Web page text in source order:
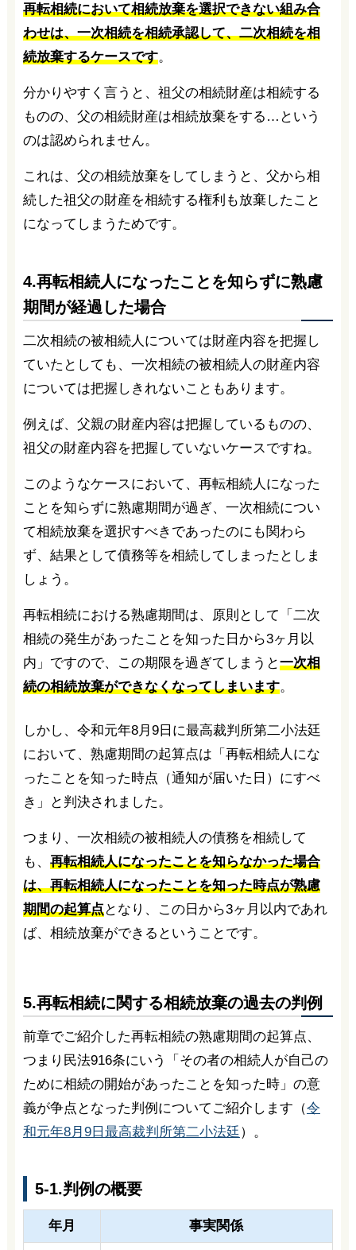
再転相続において相続放棄を選択できない組み合
わせは、一次相続を相続承認して、二次相続を相
続放棄するケースです。
分かりやすく言うと、祖父の相続財産は相続する
ものの、父の相続財産は相続放棄をする…という
のは認められません。
これは、父の相続放棄をしてしまうと、父から相
続した祖父の財産を相続する権利も放棄したこと
になってしまうためです。
4.再転相続人になったことを知らずに熟慮
期間が経過した場合
二次相続の被相続人については財産内容を把握し
ていたとしても、一次相続の被相続人の財産内容
については把握しきれないこともあります。
例えば、父親の財産内容は把握しているものの、
祖父の財産内容を把握していないケースですね。
このようなケースにおいて、再転相続人になった
ことを知らずに熟慮期間が過ぎ、一次相続につい
て相続放棄を選択すべきであったのにも関わら
ず、結果として債務等を相続してしまったとしま
しょう。
再転相続における熟慮期間は、原則として「二次
相続の発生があったことを知った日から3ヶ月以
内」ですので、この期限を過ぎてしまうと一次相
続の相続放棄ができなくなってしまいます。
しかし、令和元年8月9日に最高裁判所第二小法廷
において、熟慮期間の起算点は「再転相続人にな
ったことを知った時点（通知が届いた日）にすべ
き」と判決されました。
つまり、一次相続の被相続人の債務を相続して
も、 再転相続人になったことを知らなかった場合
は、再転相続人になったことを知った時点が熟慮
期間の起算点となり、この日から3ヶ月以内であれ
ば、相続放棄ができるということです。
5.再転相続に関する相続放棄の過去の判例
前章でご紹介した再転相続の熟慮期間の起算点、
つまり民法916条にいう「その者の相続人が自己の
ために相続の開始があったことを知った時」の意
義が争点となった判例についてご紹介します（令
和元年8月9日最高裁判所第二小法廷）。
5-1.判例の概要
年月 事実関係